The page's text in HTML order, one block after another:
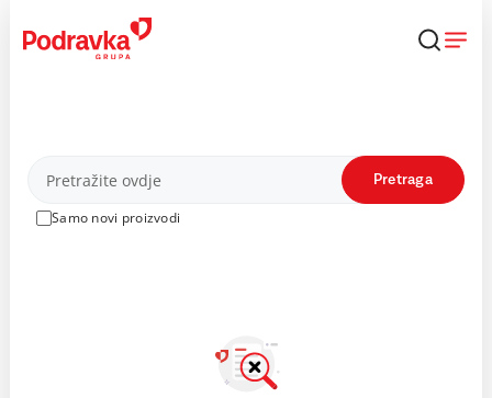
content
Proizvodi
Samo novi proizvodi
Pretraga